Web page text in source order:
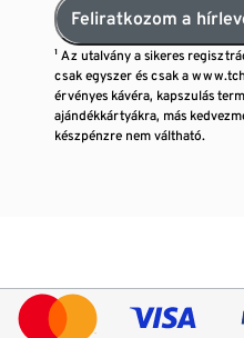
Feliratkozom a
¹ Az utalvány a sikeres
csak egyszer és csak a
érvényes kávéra, kapszulás
ajándékkártyákra, más
készpénzre nem váltható.